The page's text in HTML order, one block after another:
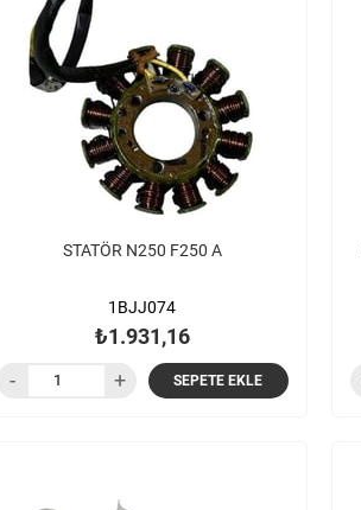
STATÖR N250 F250 A
1BJJ074
₺1.931,16
SEPETE EKLE